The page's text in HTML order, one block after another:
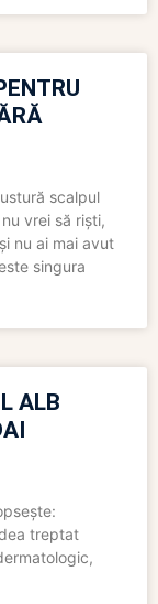
scalpul
vrei să riști,
nu ai mai avut
singura
ALB
treptat